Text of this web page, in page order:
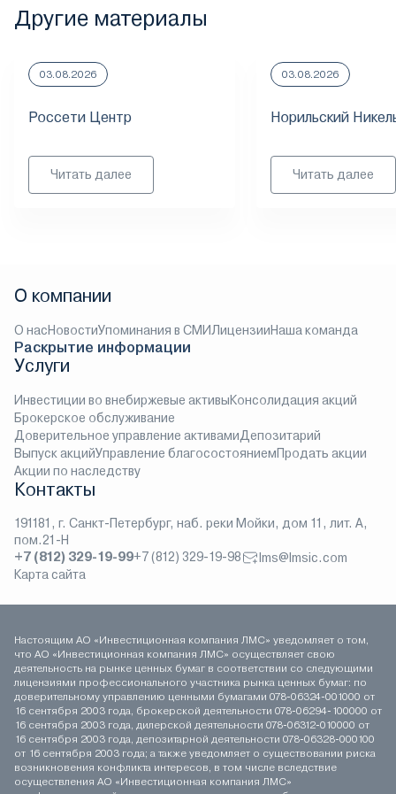
Другие материалы
03.08.2026
Россети Центр
Читать далее
03.08.2026
Норильский
Читать далее
О компании
О насНовостиУпоминания в СМИЛицензииНаша команда
Раскрытие информации
Услуги
Инвестиции во внебиржевые активыКонсолидация акций
Брокерское обслуживание
Доверительное управление активамиДепозитарий
Выпуск акцийУправление благосостояниемПродать акции
Акции по наследству
Контакты
191181, г. Санкт-Петербург, наб. реки Мойки, дом 11, лит. А,
пом.21-Н
+7 (812) 329-19-99+7 (812) 329-19-98
lms@lmsic.com
Карта сайта
Настоящим АО «Инвестиционная компания ЛМС» уведомляет о том,
что АО «Инвестиционная компания ЛМС» осуществляет свою
деятельность на рынке ценных бумаг в соответствии со следующими
лицензиями профессионального участника рынка ценных бумаг: по
доверительному управлению ценными бумагами 078-06324-001000 от
16 сентября 2003 года, брокерской деятельности 078-06294-100000 от
16 сентября 2003 года, дилерской деятельности 078-06312-010000 от
16 сентября 2003 года, депозитарной деятельности 078-06328-000100
от 16 сентября 2003 года; а также уведомляет о существовании риска
возникновения конфликта интересов, в том числе вследствие
осуществления АО «Инвестиционная компания ЛМС»